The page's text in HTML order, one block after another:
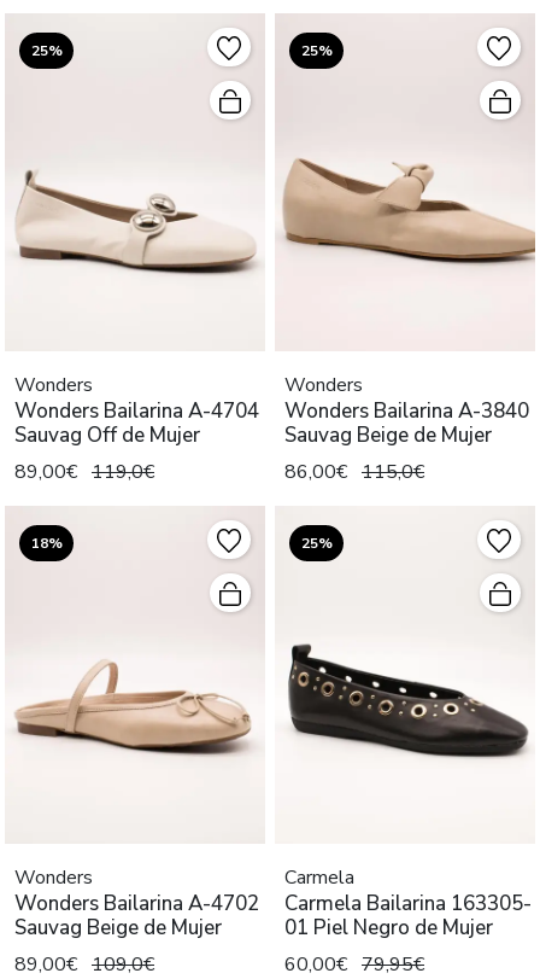
25%
Wonders
Wonders Bailarina A-4704
Sauvag Off de Mujer
89,00€ 119,0€
25%
Wonders
Wonders Bailarina A-3840
Sauvag Beige de Mujer
86,00€ 115,0€
18%
Wonders
Wonders Bailarina A-4702
Sauvag Beige de Mujer
89,00€ 109,0€
25%
Carmela
Carmela Bailarina 163305-
01 Piel Negro de Mujer
60,00€ 79,95€